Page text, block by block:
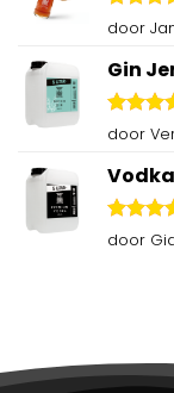
door
Gin
door
door